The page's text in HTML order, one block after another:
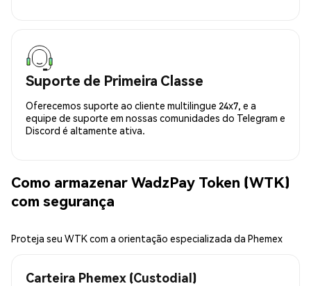
Suporte de Primeira Classe
Oferecemos suporte ao cliente multilingue 24x7, e a
equipe de suporte em nossas comunidades do Telegram e
Discord é altamente ativa.
Como armazenar WadzPay Token (WTK)
com segurança
Proteja seu WTK com a orientação especializada da Phemex
Carteira Phemex (Custodial)